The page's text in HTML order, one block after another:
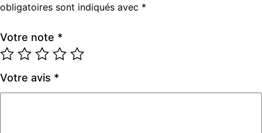
obligatoires sont indiqués avec *
Votre note *
Votre avis *